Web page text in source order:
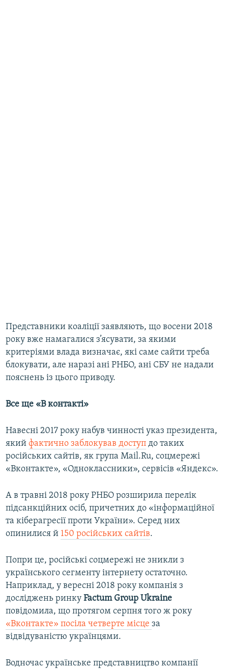
Представники коаліції заявляють, що восени 2018
року вже намагалися з’ясувати, за якими
критеріями влада визначає, які саме сайти треба
блокувати, але наразі ані РНБО, ані СБУ не надали
пояснень із цього приводу.
Все ще «В контакті»
Навесні 2017 року набув чинності указ президента,
який фактично заблокував доступ до таких
російських сайтів, як група Mail.Ru, соцмережі
«Вконтакте», «Одноклассники», сервісів «Яндекс».
А в травні 2018 року РНБО розширила перелік
підсанкційних осіб, причетних до «інформаційної
та кіберагресії проти України». Серед них
опинилися й 150 російських сайтів.
Попри це, російські соцмережі не зникли з
українського сегменту інтернету остаточно.
Наприклад, у вересні 2018 року компанія з
досліджень ринку Factum Group Ukraine
повідомила, що протягом серпня того ж року
«Вконтакте» посіла четверте місце за
відвідуваністю українцями.
Водночас українське представництво компанії